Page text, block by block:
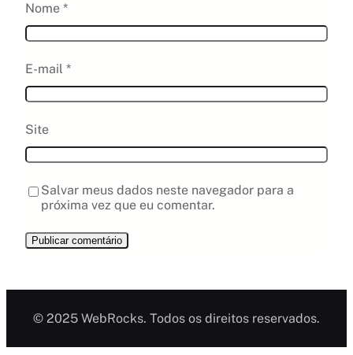
Nome *
E-mail *
Site
Salvar meus dados neste navegador para a
próxima vez que eu comentar.
© 2025 WebRocks. Todos os direitos reservados.